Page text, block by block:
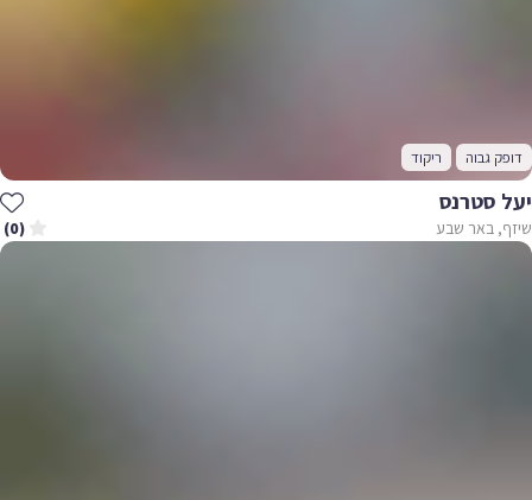
דופק גבוה ריקוד
יעל סטרנס
שיזף, באר שבע (0)